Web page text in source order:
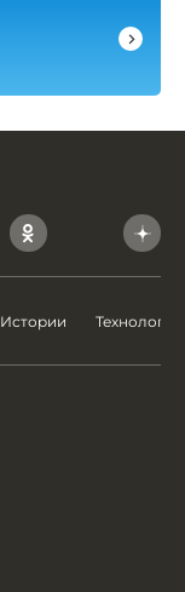
Истории Технологии